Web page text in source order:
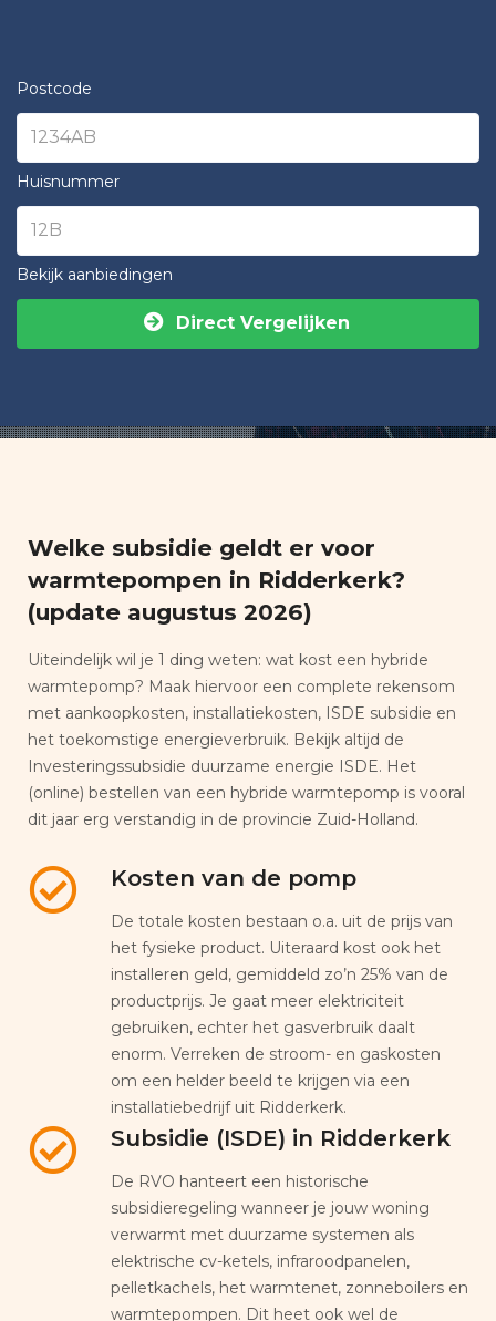
Postcode
Huisnummer
Bekijk aanbiedingen
Direct Vergelijken
Welke subsidie geldt er voor
warmtepompen in Ridderkerk?
(update augustus 2026)
Uiteindelijk wil je 1 ding weten: wat kost een hybride
warmtepomp? Maak hiervoor een complete rekensom
met aankoopkosten, installatiekosten, ISDE subsidie en
het toekomstige energieverbruik. Bekijk altijd de
Investeringssubsidie duurzame energie ISDE. Het
(online) bestellen van een hybride warmtepomp is vooral
dit jaar erg verstandig in de provincie Zuid-Holland.
Kosten van de pomp
De totale kosten bestaan o.a. uit de prijs van
het fysieke product. Uiteraard kost ook het
installeren geld, gemiddeld zo’n 25% van de
productprijs. Je gaat meer elektriciteit
gebruiken, echter het gasverbruik daalt
enorm. Verreken de stroom- en gaskosten
om een helder beeld te krijgen via een
installatiebedrijf uit Ridderkerk.
Subsidie (ISDE) in Ridderkerk
De RVO hanteert een historische
subsidieregeling wanneer je jouw woning
verwarmt met duurzame systemen als
elektrische cv-ketels, infraroodpanelen,
pelletkachels, het warmtenet, zonneboilers en
warmtepompen. Dit heet ook wel de